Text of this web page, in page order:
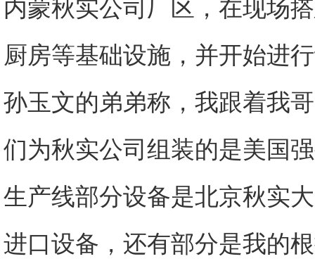
内蒙秋实公司厂区，在现场
厨房等基础设施，并开始进
孙玉文的弟弟称，我跟着我
们为秋实公司组装的是美国
生产线部分设备是北京秋实
进口设备，还有部分是我的